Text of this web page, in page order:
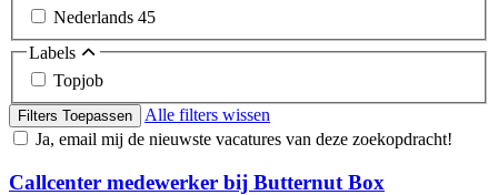
Nederlands 45
Labels
Topjob
Filters Toepassen
Alle filters wissen
Ja, email mij de nieuwste vacatures van deze zoekopdracht!
Callcenter medewerker bij Butternut Box